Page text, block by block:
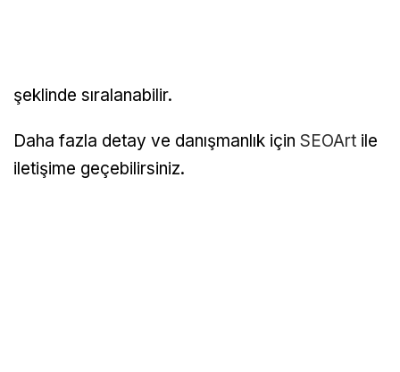
şeklinde sıralanabilir.
Daha fazla detay ve danışmanlık için SEOArt ile
iletişime geçebilirsiniz.